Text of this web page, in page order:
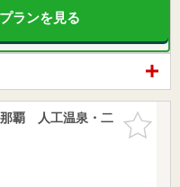
ランを見る
お気に入
りに追加
那覇 人工温泉・二